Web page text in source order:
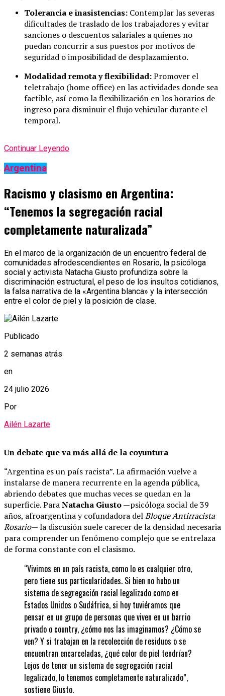
Tolerancia e inasistencias: Contemplar las severas
dificultades de traslado de los trabajadores y evitar
sanciones o descuentos salariales a quienes no
puedan concurrir a sus puestos por motivos de
seguridad o imposibilidad de desplazamiento.
Modalidad remota y flexibilidad:Promover el
teletrabajo (home office) en las actividades donde sea
factible, así como la flexibilización en los horarios de
ingreso para disminuir el flujo vehicular durante el
temporal.
Continuar Leyendo
Argentina
Racismo y clasismo en Argentina:
“Tenemos la segregación racial
completamente naturalizada”
En el marco de la organización de un encuentro federal de
comunidades afrodescendientes en Rosario, la psicóloga
social y activista Natacha Giusto profundiza sobre la
discriminación estructural, el peso de los insultos cotidianos,
la falsa narrativa de la «Argentina blanca» y la intersección
entre el color de piel y la posición de clase.
Publicado
2 semanas atrás
en
24 julio 2026
Por
Ailén Lazarte
Un debate que va más allá de la coyuntura
“Argentina es un país racista”. La afirmación vuelve a
instalarse de manera recurrente en la agenda pública,
abriendo debates que muchas veces se quedan en la
superficie. ParaNatacha Giusto—psicóloga social de 39
años, afroargentina y cofundadora delBloque Antirracista
Rosario— la discusión suele carecer de la densidad necesaria
para comprender un fenómeno complejo que se entrelaza
de forma constante con el clasismo.
“Vivimos en un país racista, como lo es cualquier otro,
pero tiene sus particularidades. Si bien no hubo un
sistema de segregación racial legalizado como en
Estados Unidos o Sudáfrica, si hoy tuviéramos que
pensar en un grupo de personas que viven en un barrio
privado o country, ¿cómo nos las imaginamos? ¿Cómo se
ven? Y si trabajan en la recolección de residuos o se
encuentran encarceladas, ¿qué color de piel tendrían?
Lejos de tener un sistema de segregación racial
legalizado, lo tenemos completamente naturalizado”,
sostiene Giusto.